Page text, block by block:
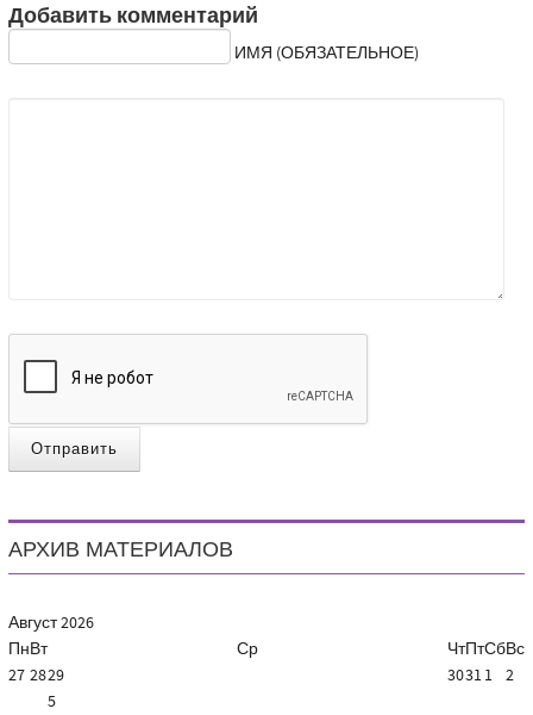
Добавить комментарий
ИМЯ (ОБЯЗАТЕЛЬНОЕ)
Отправить
АРХИВ МАТЕРИАЛОВ
Август2026
ПнВт Ср ЧтПтСбВс
27 2829 30311 2
5